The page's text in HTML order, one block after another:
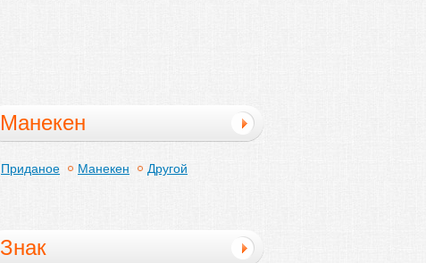
Манекен
Приданое Манекен Другой
Знак